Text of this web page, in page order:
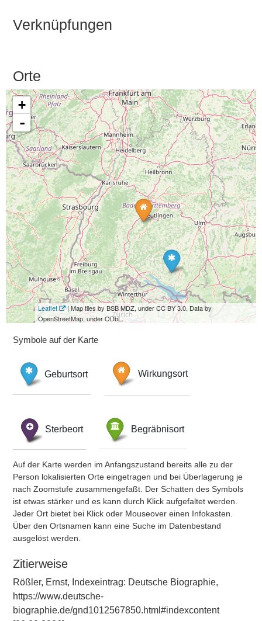
Verknüpfungen
Orte
+
-
Leaflet
| Map tiles by BSB MDZ, under CC BY 3.0. Data by
OpenStreetMap, under ODbL.
Symbole auf der Karte
Geburtsort Wirkungsort
Sterbeort Begräbnisort
Auf der Karte werden im Anfangszustand bereits alle zu der
Person lokalisierten Orte eingetragen und bei Überlagerung je
nach Zoomstufe zusammengefaßt. Der Schatten des Symbols
ist etwas stärker und es kann durch Klick aufgefaltet werden.
Jeder Ort bietet bei Klick oder Mouseover einen Infokasten.
Über den Ortsnamen kann eine Suche im Datenbestand
ausgelöst werden.
Zitierweise
Rößler, Ernst, Indexeintrag: Deutsche Biographie,
https://www.deutsche-
biographie.de/gnd1012567850.html#indexcontent